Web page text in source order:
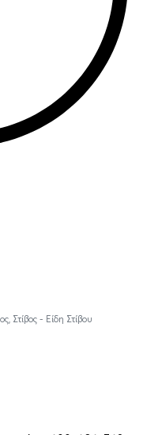
Στίβος - Είδη Στίβου